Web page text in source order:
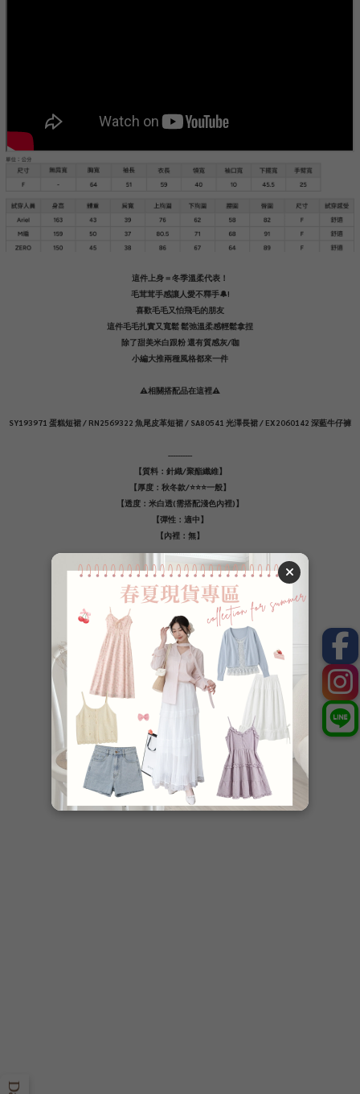
這件上身＝冬季溫柔代表！
毛茸茸手感讓人愛不釋手🔔!
喜歡毛毛又怕飛毛的朋友
這件毛毛扎實又寬鬆 鬆弛溫柔感輕鬆拿捏
除了甜美米白跟粉 還有質感灰/咖
小編大推兩種風格都來一件
⚠️相關搭配品在這裡⚠️
SY193971 蛋糕短裙 / RN2569322 魚尾皮革短裙 / SA80541 光澤長裙 / EX2060142 深藍牛仔褲
----------
【質料：針織/聚酯纖維】
【厚度：秋冬款/⭐️⭐️⭐️一般】
【透度：米白透(需搭配淺色內裡)】
【彈性：適中】
【內裡：無】
⭐️較薄、⭐️⭐️薄、⭐️⭐️⭐️一般、⭐️⭐️⭐️⭐️厚、⭐️⭐️⭐️⭐️⭐️較厚
了解更多